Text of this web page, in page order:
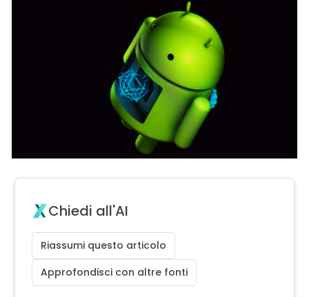
Chiedi all'AI
Riassumi questo articolo
Approfondisci con altre fonti